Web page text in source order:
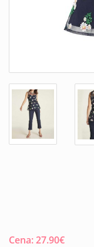
Cena:27.90€